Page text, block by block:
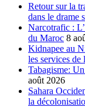
Retour sur la
dans le drame
Narcotrafic :
du Maroc 8
Kidnapee au
les services de
Tabagisme:
août 2026
Sahara
la